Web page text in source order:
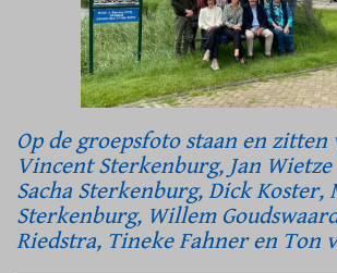
Op de groepsfoto staan en zitten
Vincent Sterkenburg, Jan Wietze
Sacha Sterkenburg, Dick Koster,
Sterkenburg, Willem
Riedstra, Tineke Fahner en Ton